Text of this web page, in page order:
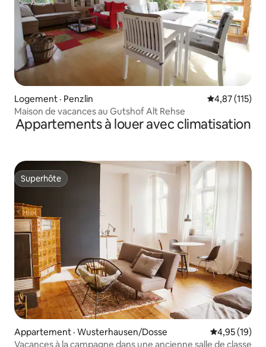
Logement · Penzlin Note
4,87 (115)
Maison de vacances au Gutshof Alt Rehse
Appartements à louer avec climatisation
Superhôte
Superhôte
Appartement · Wusterhausen/Dosse Note
4,95 (19)
Vacances à la campagne dans une ancienne salle de classe